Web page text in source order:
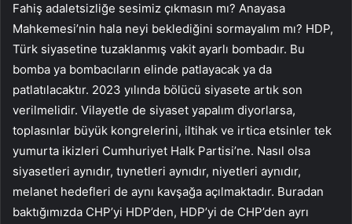
Fahiş adaletsizliğe sesimiz çıkmasın mı? Anayasa
Mahkemesi’nin hala neyi beklediğini sormayalım mı? HDP,
Türk siyasetine tuzaklanmış vakit ayarlı bombadır. Bu
bomba ya bombacıların elinde patlayacak ya da
patlatılacaktır. 2023 yılında bölücü siyasete artık son
verilmelidir. Vilayetle de siyaset yapalım diyorlarsa,
toplasınlar büyük kongrelerini, iltihak ve irtica etsinler tek
yumurta ikizleri Cumhuriyet Halk Partisi’ne. Nasıl olsa
siyasetleri aynıdır, tıynetleri aynıdır, niyetleri aynıdır,
melanet hedefleri de aynı kavşağa açılmaktadır. Buradan
baktığımızda CHP’yi HDP’den, HDP’yi de CHP’den ayrı